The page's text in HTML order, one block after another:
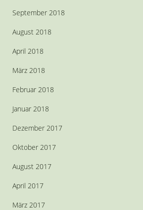
September 2018
August 2018
April 2018
März 2018
Februar 2018
Januar 2018
Dezember 2017
Oktober 2017
August 2017
April 2017
März 2017